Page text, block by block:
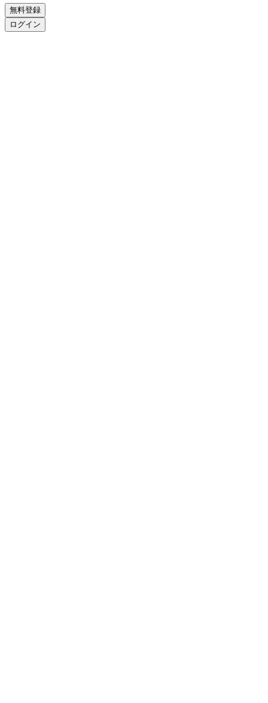
無料登録
ログイン